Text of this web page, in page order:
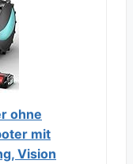
ohne
mit
Vision